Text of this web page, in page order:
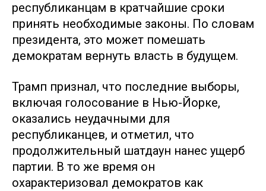
республиканцам в кратчайшие сроки
принять необходимые законы. По словам
президента, это может помешать
демократам вернуть власть в будущем.
Трамп признал, что последние выборы,
включая голосование в Нью-Йорке,
оказались неудачными для
республиканцев, и отметил, что
продолжительный шатдаун нанес ущерб
партии. В то же время он
охарактеризовал демократов как